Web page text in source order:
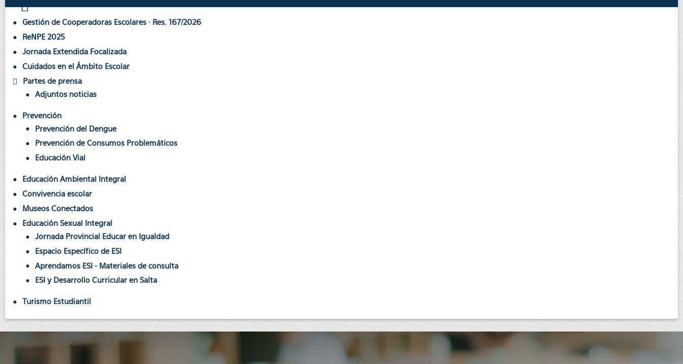
Gestión de Cooperadoras Escolares · Res. 167/2026
ReNPE 2025
Jornada Extendida Focalizada
Cuidados en el Ámbito Escolar
Partes de prensa
Adjuntos noticias
Prevención
Prevención del Dengue
Prevención de Consumos Problemáticos
Educación Vial
Educación Ambiental Integral
Convivencia escolar
Museos Conectados
Educación Sexual Integral
Jornada Provincial Educar en Igualdad
Espacio Específico de ESI
Aprendamos ESI - Materiales de consulta
ESI y Desarrollo Curricular en Salta
Turismo Estudiantil